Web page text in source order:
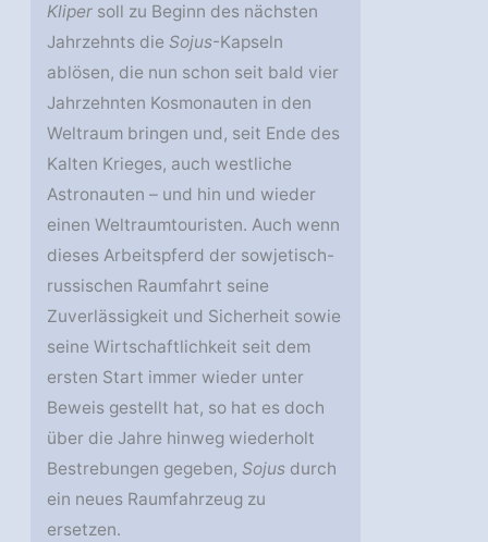
Kliper soll zu Beginn des nächsten
Jahrzehnts dieSojus-Kapseln
ablösen, die nun schon seit bald vier
Jahrzehnten Kosmonauten in den
Weltraum bringen und, seit Ende des
Kalten Krieges, auch westliche
Astronauten – und hin und wieder
einen Weltraumtouristen. Auch wenn
dieses Arbeitspferd der sowjetisch-
russischen Raumfahrt seine
Zuverlässigkeit und Sicherheit sowie
seine Wirtschaftlichkeit seit dem
ersten Start immer wieder unter
Beweis gestellt hat, so hat es doch
über die Jahre hinweg wiederholt
Bestrebungen gegeben,Sojus durch
ein neues Raumfahrzeug zu
ersetzen.